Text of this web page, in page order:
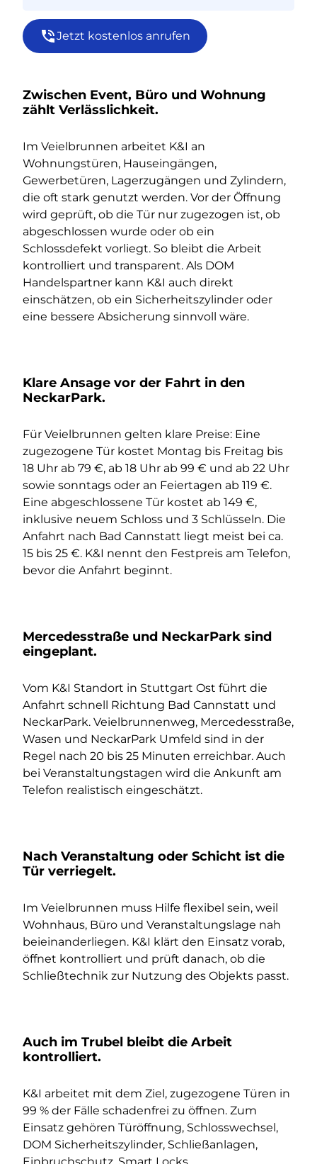
Jetzt kostenlos anrufen
Zwischen Event, Büro und Wohnung
zählt Verlässlichkeit.
Im Veielbrunnen arbeitet K&I an
Wohnungstüren, Hauseingängen,
Gewerbetüren, Lagerzugängen und Zylindern,
die oft stark genutzt werden. Vor der Öffnung
wird geprüft, ob die Tür nur zugezogen ist, ob
abgeschlossen wurde oder ob ein
Schlossdefekt vorliegt. So bleibt die Arbeit
kontrolliert und transparent. Als DOM
Handelspartner kann K&I auch direkt
einschätzen, ob ein Sicherheitszylinder oder
eine bessere Absicherung sinnvoll wäre.
Klare Ansage vor der Fahrt in den
NeckarPark.
Für Veielbrunnen gelten klare Preise: Eine
zugezogene Tür kostet Montag bis Freitag bis
18 Uhr ab 79 €, ab 18 Uhr ab 99 € und ab 22 Uhr
sowie sonntags oder an Feiertagen ab 119 €.
Eine abgeschlossene Tür kostet ab 149 €,
inklusive neuem Schloss und 3 Schlüsseln. Die
Anfahrt nach Bad Cannstatt liegt meist bei ca.
15 bis 25 €. K&I nennt den Festpreis am Telefon,
bevor die Anfahrt beginnt.
Mercedesstraße und NeckarPark sind
eingeplant.
Vom K&I Standort in Stuttgart Ost führt die
Anfahrt schnell Richtung Bad Cannstatt und
NeckarPark. Veielbrunnenweg, Mercedesstraße,
Wasen und NeckarPark Umfeld sind in der
Regel nach 20 bis 25 Minuten erreichbar. Auch
bei Veranstaltungstagen wird die Ankunft am
Telefon realistisch eingeschätzt.
Nach Veranstaltung oder Schicht ist die
Tür verriegelt.
Im Veielbrunnen muss Hilfe flexibel sein, weil
Wohnhaus, Büro und Veranstaltungslage nah
beieinanderliegen. K&I klärt den Einsatz vorab,
öffnet kontrolliert und prüft danach, ob die
Schließtechnik zur Nutzung des Objekts passt.
Auch im Trubel bleibt die Arbeit
kontrolliert.
K&I arbeitet mit dem Ziel, zugezogene Türen in
99 % der Fälle schadenfrei zu öffnen. Zum
Einsatz gehören Türöffnung, Schlosswechsel,
DOM Sicherheitszylinder, Schließanlagen,